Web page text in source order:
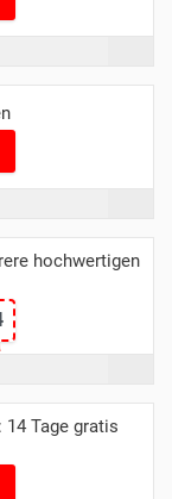
hochwertigen
Tage gratis